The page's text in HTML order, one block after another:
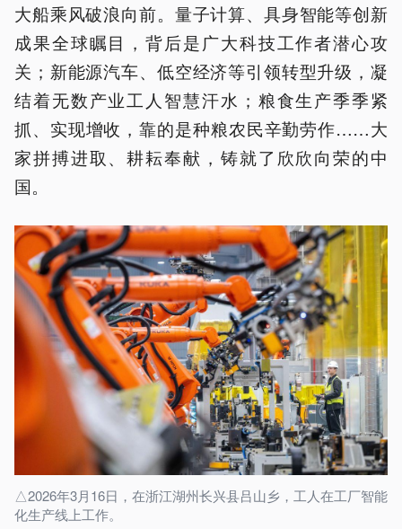
大船乘风破浪向前。量子计算、具身智能等创新
成果全球瞩目，背后是广大科技工作者潜心攻
关；新能源汽车、低空经济等引领转型升级，凝
结着无数产业工人智慧汗水；粮食生产季季紧
抓、实现增收，靠的是种粮农民辛勤劳作……大
家拼搏进取、耕耘奉献，铸就了欣欣向荣的中
国。
△2026年3月16日，在浙江湖州长兴县吕山乡，工人在工厂智能
化生产线上工作。